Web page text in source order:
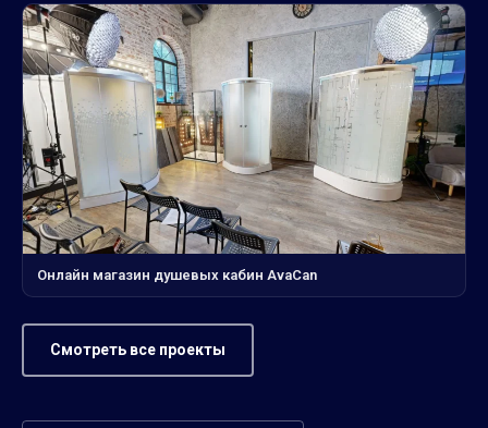
Онлайн магазин душевых кабин AvaCan
Смотреть все проекты